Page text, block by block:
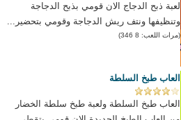
لعبة ذبح الدجاج الان قومي بذبح الدجاجة
وتنظيفها ونتف ريش الدجاجة وقومي بتحضير...
(مرات اللعب: 8 346)
العاب طبخ السلطة
العاب طبخ السلطة ولعبة طبخ سلطة الخضار